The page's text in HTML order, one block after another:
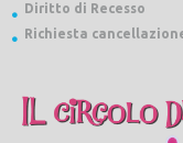
Diritto di Recesso
Richiesta